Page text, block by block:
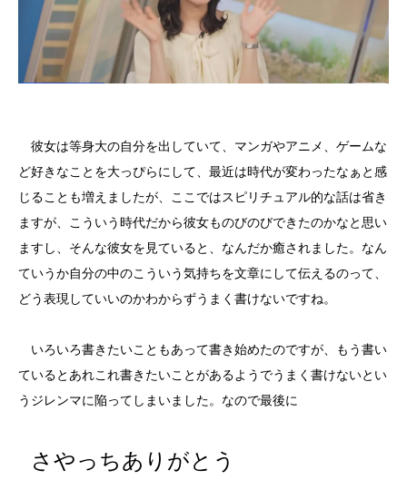
彼女は等身大の自分を出していて、マンガやアニメ、ゲームな
ど好きなことを大っぴらにして、最近は時代が変わったなぁと感
じることも増えましたが、ここではスピリチュアル的な話は省き
ますが、こういう時代だから彼女ものびのびできたのかなと思い
ますし、そんな彼女を見ていると、なんだか癒されました。なん
ていうか自分の中のこういう気持ちを文章にして伝えるのって、
どう表現していいのかわからずうまく書けないですね。
いろいろ書きたいこともあって書き始めたのですが、もう書い
ているとあれこれ書きたいことがあるようでうまく書けないとい
うジレンマに陥ってしまいました。なので最後に
さやっちありがとう